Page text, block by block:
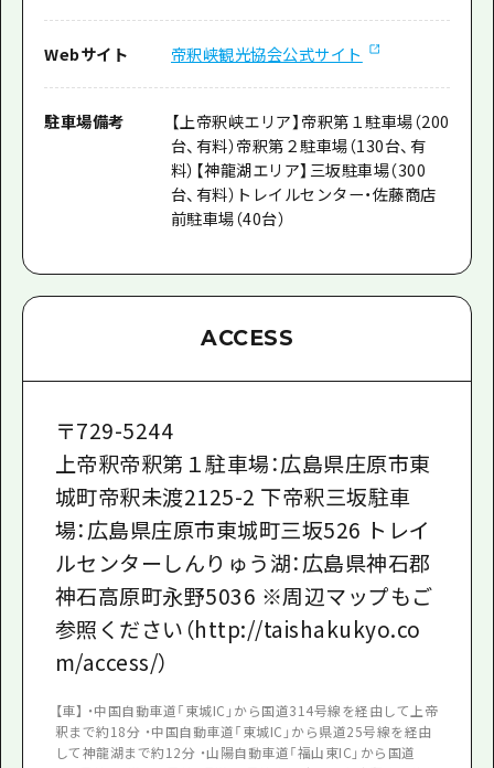
Webサイト 帝釈峡観光協会公式サイト
駐車場備考
【上帝釈峡エリア】帝釈第１駐車場（200
台、有料）帝釈第２駐車場（130台、有
料）【神龍湖エリア】三坂駐車場（300
台、有料）トレイルセンター・佐藤商店
前駐車場（40台）
ACCESS
〒729-5244
上帝釈帝釈第１駐車場：広島県庄原市東
城町帝釈未渡2125-2 下帝釈三坂駐車
場：広島県庄原市東城町三坂526 トレイ
ルセンターしんりゅう湖：広島県神石郡
神石高原町永野5036 ※周辺マップもご
参照ください（http://taishakukyo.co
m/access/）
【車】 ・中国自動車道「東城IC」から国道314号線を経由して上帝
釈まで約18分 ・中国自動車道「東城IC」から県道25号線を経由
して神龍湖まで約12分 ・山陽自動車道「福山東IC」から国道